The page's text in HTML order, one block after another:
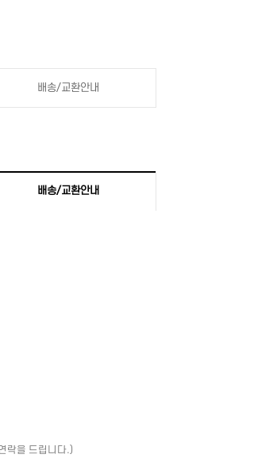
배송/교환안내
배송/교환안내
락을 드립니다.)